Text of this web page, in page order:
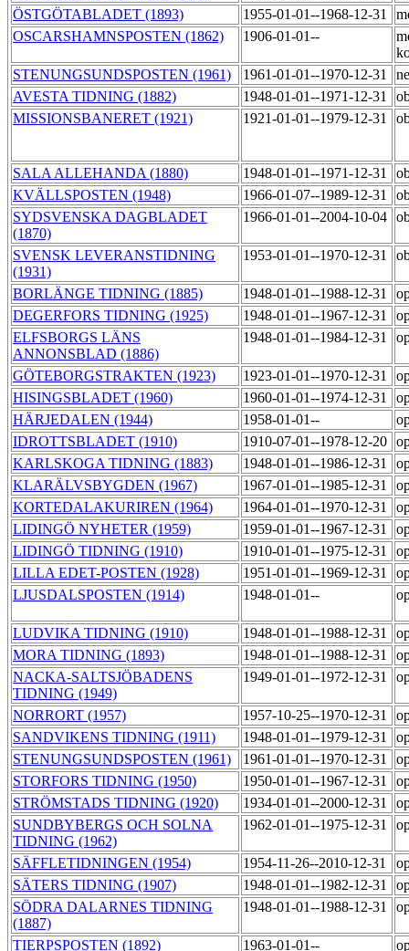
ÖSTGÖTABLADET (1893)
1955-01-01--1968-12-31
OSCARSHAMNSPOSTEN (1862)
1906-01-01--
STENUNGSUNDSPOSTEN (1961)
1961-01-01--1970-12-31
AVESTA TIDNING (1882)
1948-01-01--1971-12-31
MISSIONSBANERET (1921)
1921-01-01--1979-12-31
SALA ALLEHANDA (1880) 1948-01-01--1971-12-31
KVÄLLSPOSTEN (1948)
1966-01-07--1989-12-31
SYDSVENSKA DAGBLADET
(1870)
1966-01-01--2004-10-04
SVENSK LEVERANSTIDNING
(1931)
1953-01-01--1970-12-31
BORLÄNGE TIDNING (1885) 1948-01-01--1988-12-31
DEGERFORS TIDNING (1925)
1948-01-01--1967-12-31
ELFSBORGS LÄNS
ANNONSBLAD (1886)
1948-01-01--1984-12-31
GÖTEBORGSTRAKTEN (1923) 1923-01-01--1970-12-31
HISINGSBLADET (1960)
1960-01-01--1974-12-31
HÄRJEDALEN (1944)
1958-01-01--
IDROTTSBLADET (1910)
1910-07-01--1978-12-20
KARLSKOGA TIDNING (1883)
1948-01-01--1986-12-31
KLARÄLVSBYGDEN (1967)
1967-01-01--1985-12-31
KORTEDALAKURIREN (1964)
1964-01-01--1970-12-31
LIDINGÖ NYHETER (1959)
1959-01-01--1967-12-31
LIDINGÖ TIDNING (1910)
1910-01-01--1975-12-31
LILLA EDET-POSTEN (1928)
1951-01-01--1969-12-31
LJUSDALSPOSTEN (1914)
1948-01-01--
LUDVIKA TIDNING (1910) 1948-01-01--1988-12-31
MORA TIDNING (1893)
1948-01-01--1988-12-31
NACKA-SALTSJÖBADENS
TIDNING (1949)
1949-01-01--1972-12-31
NORRORT (1957) 1957-10-25--1970-12-31
SANDVIKENS TIDNING (1911)
1948-01-01--1979-12-31
STENUNGSUNDSPOSTEN (1961)
1961-01-01--1970-12-31
STORFORS TIDNING (1950)
1950-01-01--1967-12-31
STRÖMSTADS TIDNING (1920)
1934-01-01--2000-12-31
SUNDBYBERGS OCH SOLNA
TIDNING (1962)
1962-01-01--1975-12-31
SÄFFLETIDNINGEN (1954) 1954-11-26--2010-12-31
SÄTERS TIDNING (1907)
1948-01-01--1982-12-31
SÖDRA DALARNES TIDNING
(1887)
1948-01-01--1988-12-31
TIERPSPOSTEN (1892) 1963-01-01--